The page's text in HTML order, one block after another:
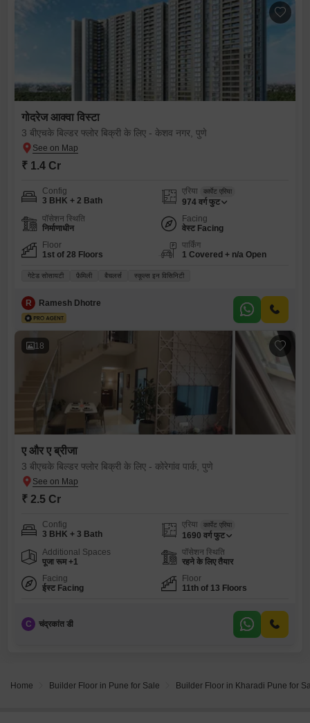
गोदरेज आक्वा विस्टा
3 बीएचके बिल्डर फ्लोर बिक्री के लिए - केशव नगर, पुणे
₹ 1.4 Cr
Config
3 BHK + 2 Bath
एरिया कार्पेट एरिया
974 वर्ग फुट
पॉसेशन स्थिति
निर्माणाधीन
Facing
वेस्ट Facing
Floor
1st of 28 Floors
पार्किंग
1 Covered + n/a Open
गेटेड सोसायटी फ़ैमिली बैचलर्स स्कूल्स इन विसिनिटी
R Ramesh Dhotre
18
ए और ए ब्रीजा
3 बीएचके बिल्डर फ्लोर बिक्री के लिए - कोरेगांव पार्क, पुणे
₹ 2.5 Cr
Config
3 BHK + 3 Bath
एरिया कार्पेट एरिया
1690 वर्ग फुट
Additional Spaces
पूजा रूम +1
पॉसेशन स्थिति
रहने के लिए तैयार
Facing
ईस्ट Facing
Floor
11th of 13 Floors
C चंद्रकांत डी
Home Builder Floor in Pune for Sale Builder Floor in Kharadi Pune for